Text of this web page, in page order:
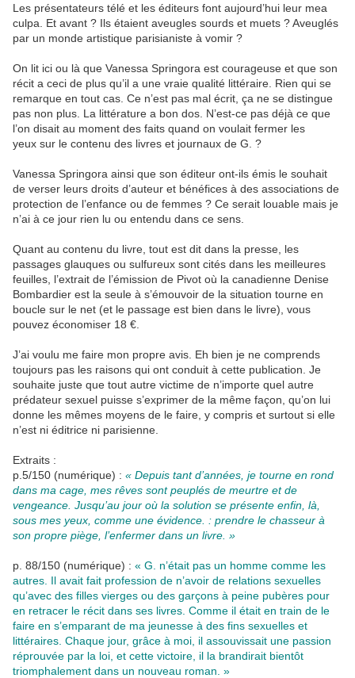
Les présentateurs télé et les éditeurs font aujourd’hui leur mea
culpa. Et avant ? Ils étaient aveugles sourds et muets ? Aveuglés
par un monde artistique parisianiste à vomir ?
On lit ici ou là que Vanessa Springora est courageuse et que son
récit a ceci de plus qu’il a une vraie qualité littéraire. Rien qui se
remarque en tout cas. Ce n’est pas mal écrit, ça ne se distingue
pas non plus. La littérature a bon dos. N’est-ce pas déjà ce que
l’on disait au moment des faits quand on voulait fermer les
yeux sur le contenu des livres et journaux de G. ?
Vanessa Springora ainsi que son éditeur ont-ils émis le souhait
de verser leurs droits d’auteur et bénéfices à des associations de
protection de l’enfance ou de femmes ? Ce serait louable mais je
n’ai à ce jour rien lu ou entendu dans ce sens.
Quant au contenu du livre, tout est dit dans la presse, les
passages glauques ou sulfureux sont cités dans les meilleures
feuilles, l’extrait de l’émission de Pivot où la canadienne Denise
Bombardier est la seule à s’émouvoir de la situation tourne en
boucle sur le net (et le passage est bien dans le livre), vous
pouvez économiser 18 €.
J’ai voulu me faire mon propre avis. Eh bien je ne comprends
toujours pas les raisons qui ont conduit à cette publication. Je
souhaite juste que tout autre victime de n’importe quel autre
prédateur sexuel puisse s’exprimer de la même façon, qu’on lui
donne les mêmes moyens de le faire, y compris et surtout si elle
n’est ni éditrice ni parisienne.
Extraits :
p.5/150 (numérique) : « Depuis tant d’années, je tourne en rond
dans ma cage, mes rêves sont peuplés de meurtre et de
vengeance. Jusqu’au jour où la solution se présente enfin, là,
sous mes yeux, comme une évidence. : prendre le chasseur à
son propre piège, l’enfermer dans un livre. »
p. 88/150 (numérique) : « G. n’était pas un homme comme les
autres. Il avait fait profession de n’avoir de relations sexuelles
qu’avec des filles vierges ou des garçons à peine pubères pour
en retracer le récit dans ses livres. Comme il était en train de le
faire en s’emparant de ma jeunesse à des fins sexuelles et
littéraires. Chaque jour, grâce à moi, il assouvissait une passion
réprouvée par la loi, et cette victoire, il la brandirait bientôt
triomphalement dans un nouveau roman. »